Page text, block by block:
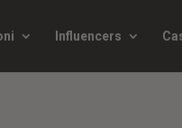
Influencers